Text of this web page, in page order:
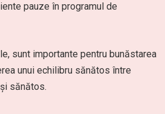
pauze în programul de
sunt importante pentru bunăstarea
unui echilibru sănătos între
sănătos.